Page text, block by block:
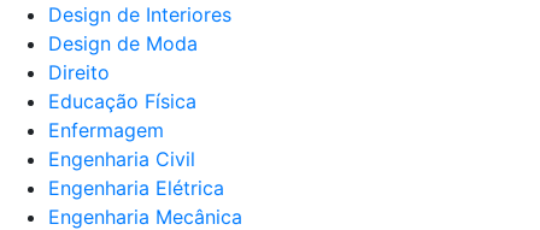
Design de Interiores
Design de Moda
Direito
Educação Física
Enfermagem
Engenharia Civil
Engenharia Elétrica
Engenharia Mecânica